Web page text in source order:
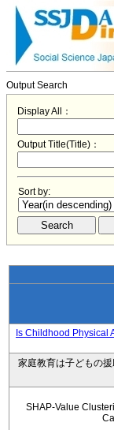
Output Search
Display All：
Output Title(Title)：
Sort by:
Is Childhood Physical
家庭教育は子どもの
SHAP-Value